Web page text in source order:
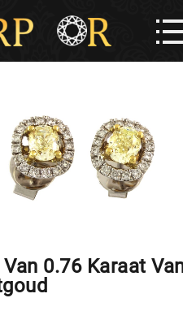
0.76 Karaat